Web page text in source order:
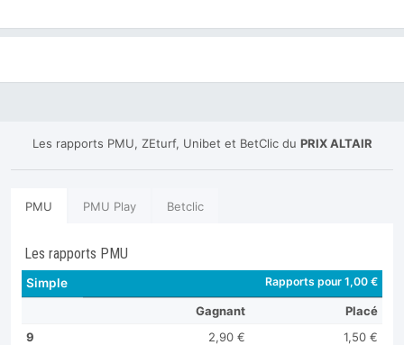
Les rapports PMU, ZEturf, Unibet et BetClic du PRIX ALTAIR
PMU PMU Play Betclic
Les rapports PMU
Simple Rapports pour 1,00 €
Gagnant
Placé
9
2,90 €
1,50 €